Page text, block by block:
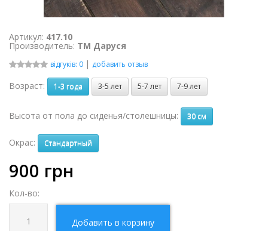
Артикул: 417.10
Производитель: ТМ Даруся
відгуків: 0 | добавить отзыв
Возраст: 1-3 года 3-5 лет 5-7 лет 7-9 лет
Высота от пола до сиденья/столешницы: 30 см
Окрас: Стандартный
900 грн
Кол-во:
Добавить в корзину